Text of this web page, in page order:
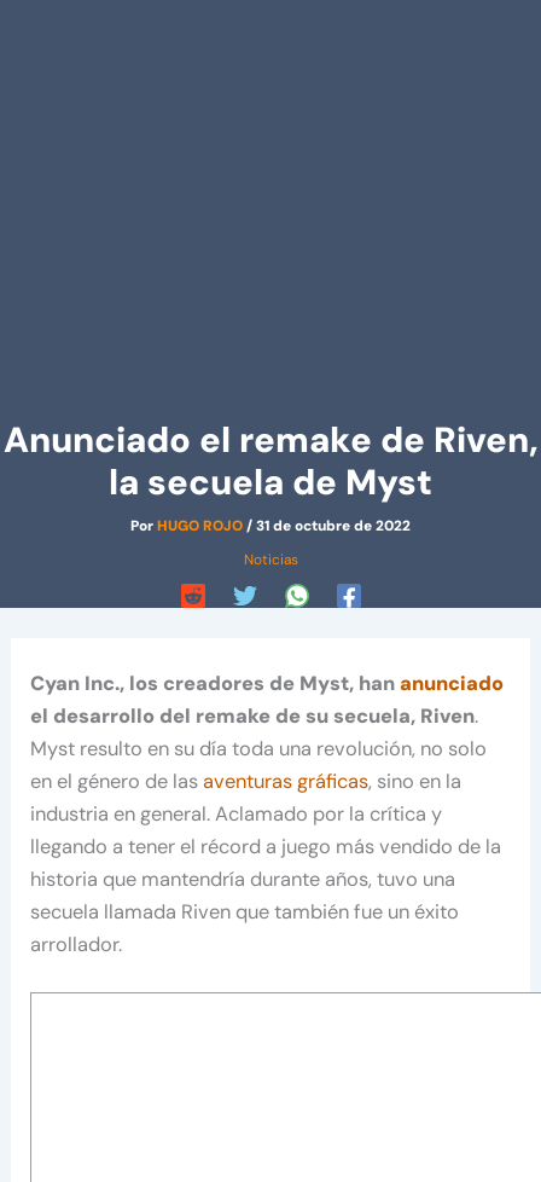
Anunciado el remake de Riven,
la secuela de Myst
PorHUGO ROJO/31 de octubre de 2022
Noticias
Cyan Inc., los creadores de Myst, hananunciado
el desarrollo del remake de su secuela, Riven.
Myst resulto en su día toda una revolución, no solo
en el género de lasaventuras gráficas, sino en la
industria en general. Aclamado por la crítica y
llegando a tener el récord a juego más vendido de la
historia que mantendría durante años, tuvo una
secuela llamada Riven que también fue un éxito
arrollador.